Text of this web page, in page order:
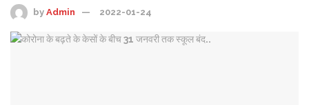
by Admin 2022-01-24